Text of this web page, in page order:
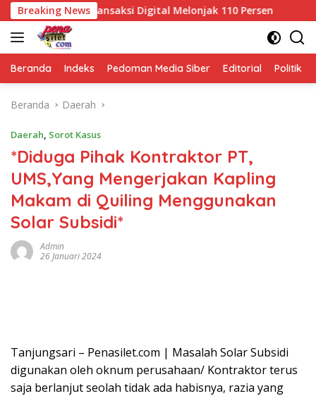
Langsung
ke
konten
Breaking News
dan Transaksi Digital Melonjak 110 Persen
Beranda Indeks Pedoman Media Siber Editorial Politik
Beranda Daerah
Daerah, Sorot Kasus
*Diduga Pihak Kontraktor PT,
UMS,Yang Mengerjakan Kapling
Makam di Quiling Menggunakan
Solar Subsidi*
Admin
26 Januari 2024
Tanjungsari – Penasilet.com | Masalah Solar Subsidi
digunakan oleh oknum perusahaan/ Kontraktor terus
saja berlanjut seolah tidak ada habisnya, razia yang